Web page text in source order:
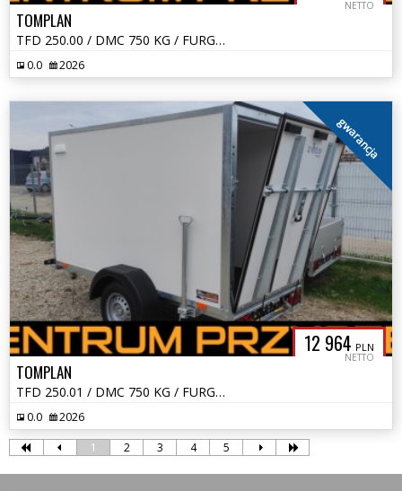
NETTO
TOMPLAN
TFD 250.00 / DMC 750 KG / FURGON / KONTENER
0.0 2026
12 964 PLN
NETTO
gwarancja
TOMPLAN
TFD 250.01 / DMC 750 KG / FURGON / KONTENER
0.0 2026
1 2 3 4 5